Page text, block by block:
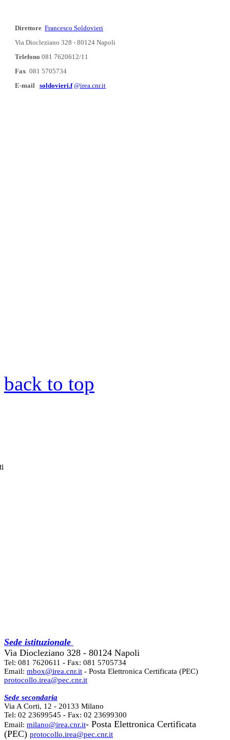
Direttore Francesco Soldovieri
Via Diocleziano 328 - 80124 Napoli
Telefono 081 7620612/11
Fax 081 5705734
E-mail soldovieri.f @irea.cnr.it
back to top
Sede istituzionale
Via Diocleziano 328 - 80124 Napoli
Tel: 081 7620611 - Fax: 081 5705734
Email: mbox@irea.cnr.it - Posta Elettronica Certificata (PEC)
protocollo.irea@pec.cnr.it
Sede secondaria
Via A Corti, 12 - 20133 Milano
Tel: 02 23699545 - Fax: 02 23699300
Email: milano@irea.cnr.it- Posta Elettronica Certificata
(PEC) protocollo.irea@pec.cnr.it